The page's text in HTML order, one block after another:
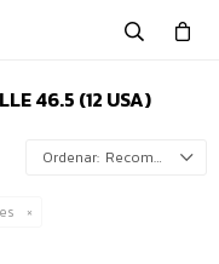
46.5 (12 USA)
Recomendados